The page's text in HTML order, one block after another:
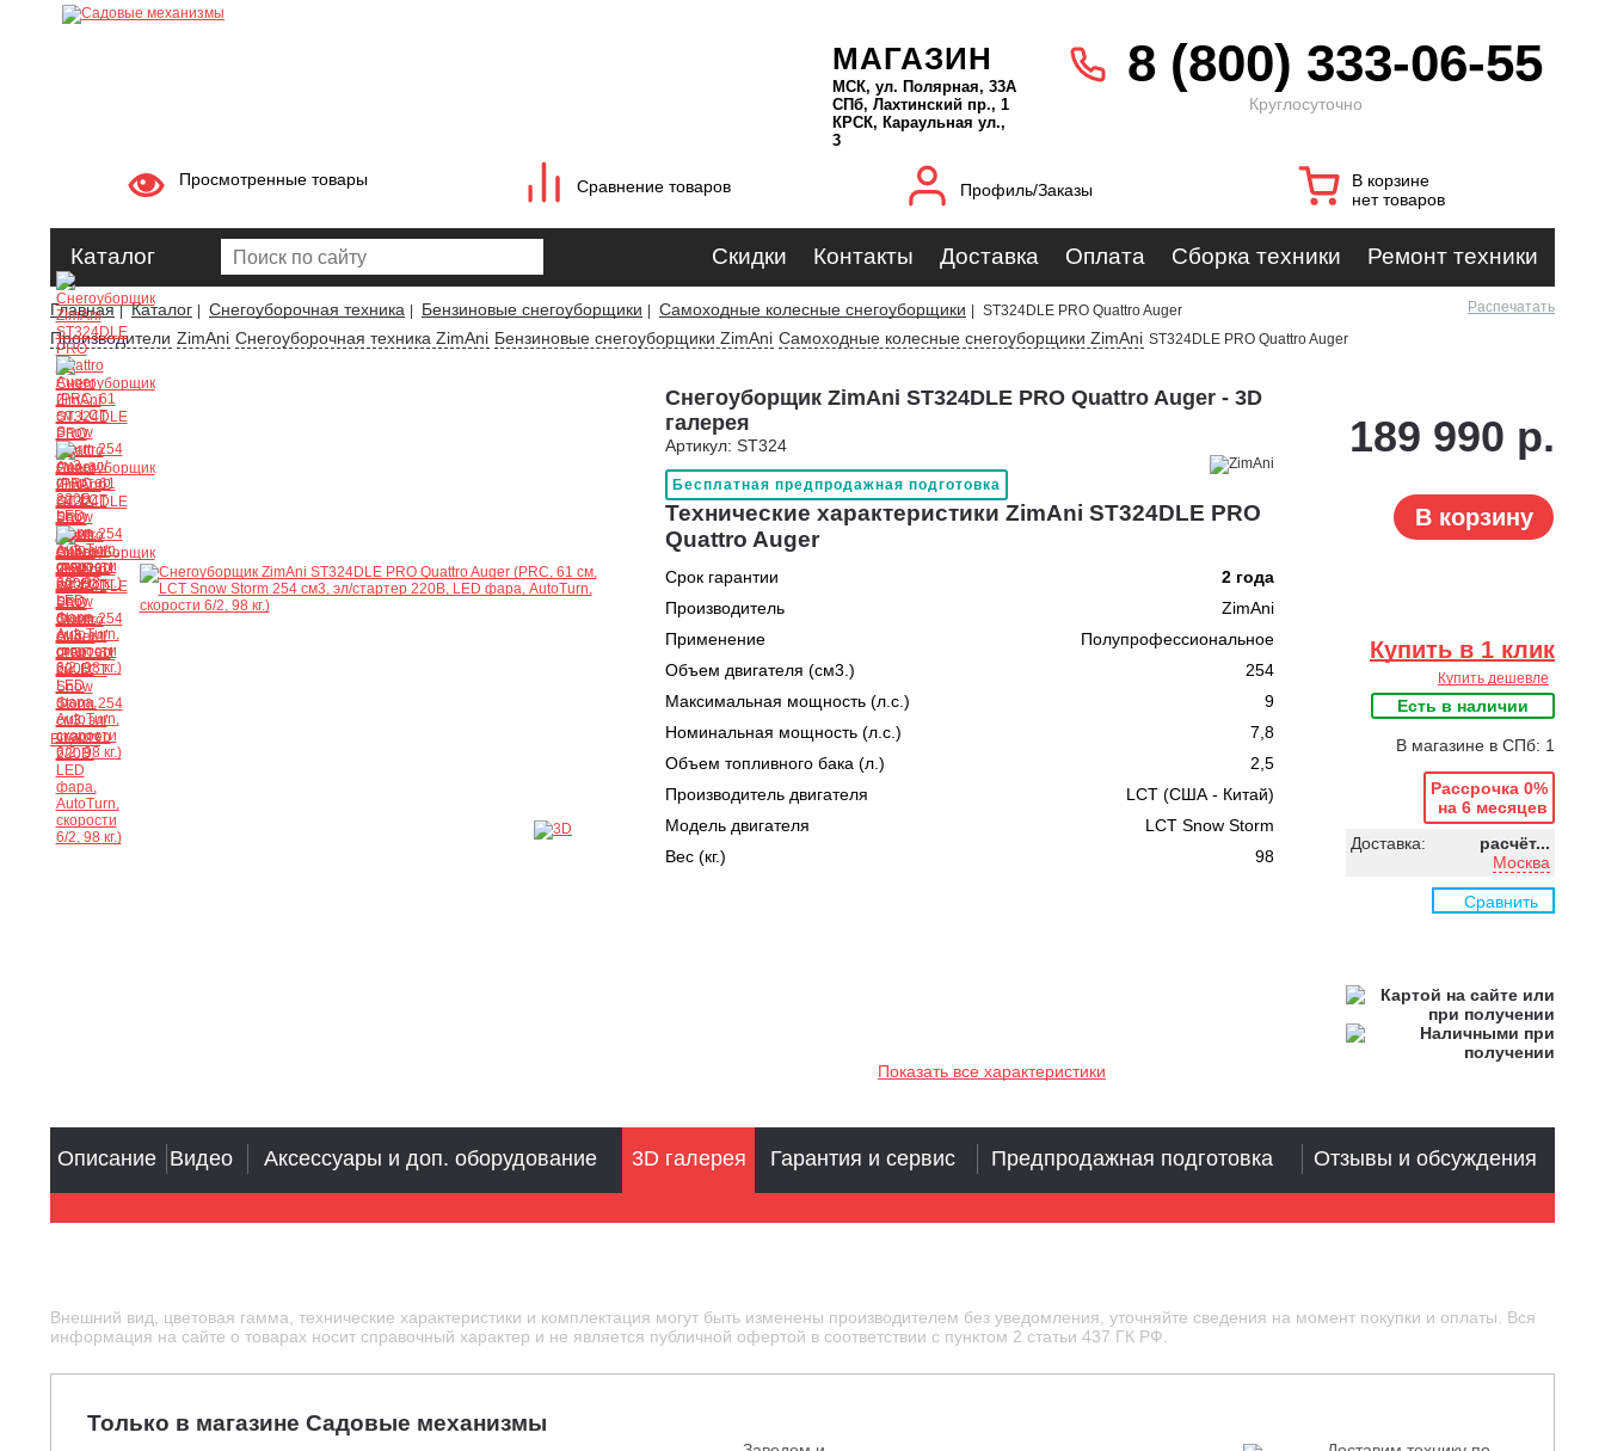
МАГАЗИН
МСК, ул. Полярная, 33А
СПб, Лахтинский пр., 1
КРСК, Караульная ул.,
3
8 (800) 333-06-55
Круглосуточно
Просмотренные товары Сравнение товаров Профиль/Заказы
В корзине
нет товаров
Каталог Скидки Контакты Доставка Оплата Сборка техники Ремонт техники
Главная|Каталог Снегоуборочная техника Бензиновые снегоуборщики Самоходные колесные снегоуборщики ST324DLE PRO Quattro Auger Распечатать
Производители ZimAni Снегоуборочная техника ZimAni Бензиновые снегоуборщики ZimAni Самоходные колесные снегоуборщики ZimAni ST324DLE PRO Quattro Auger
Ещё 23
Снегоуборщик ZimAni ST324DLE PRO Quattro Auger - 3D
галерея
Артикул: ST324
Бесплатная предпродажная подготовка
Технические характеристики ZimAni ST324DLE PRO
Quattro Auger
Срок гарантии
2 года
Производитель
ZimAni
Применение
Полупрофессиональное
Объем двигателя (см3.)
254
Максимальная мощность (л.с.)
9
Номинальная мощность (л.с.)
7,8
Объем топливного бака (л.)
2,5
Производитель двигателя
LCT (США - Китай)
Модель двигателя
LCT Snow Storm
Вес (кг.)
98
Показать все характеристики
189 990 р.
В корзину
Купить в 1 клик
Купить дешевле
Есть в наличии
В магазине в СПб: 1
Рассрочка 0%
на 6 месяцев
Доставка:
расчёт...
Москва
Сравнить
Описание Видео Аксессуары и доп. оборудование 3D галерея Гарантия и сервис Предпродажная подготовка Отзывы и обсуждения
Внешний вид, цветовая гамма, технические характеристики и комплектация могут быть изменены производителем без уведомления, уточняйте сведения на момент покупки и оплаты. Вся
информация на сайте о товарах носит справочный характер и не является публичной офертой в соответствии с пунктом 2 статьи 437 ГК РФ.
Только в магазине Садовые механизмы